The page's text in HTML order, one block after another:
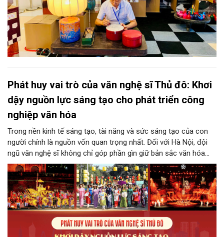
Phát huy vai trò của văn nghệ sĩ Thủ đô: Khơi
dậy nguồn lực sáng tạo cho phát triển công
nghiệp văn hóa
Trong nền kinh tế sáng tạo, tài năng và sức sáng tạo của con
người chính là nguồn vốn quan trọng nhất. Đối với Hà Nội, đội
ngũ văn nghệ sĩ không chỉ góp phần gìn giữ bản sắc văn hóa
mà còn giữ vai trò trung tâm trong quá trình hình thành các sản
phẩm công nghiệp văn hóa có giá trị. Khơi dậy, phát huy và tạo
điều kiện để nguồn lực sáng tạo ấy phát triển sẽ là “chìa khóa”
để Hà Nội khai thác hiệu quả tiềm năng văn hóa, nâng cao năng
lực cạnh tranh và khẳng định vị thế của một trung tâm sáng tạo
trong kỷ nguyên mới.